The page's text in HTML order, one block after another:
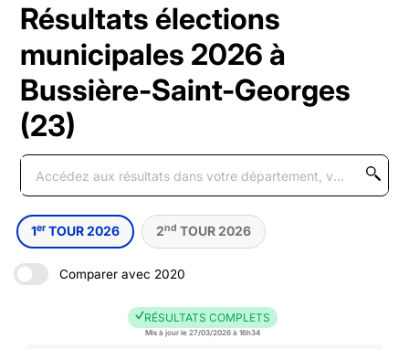
Résultats élections
municipales 2026 à
Bussière-Saint-Georges
(23)
1er TOUR 2026 2nd TOUR 2026
Comparer avec 2020
RÉSULTATS COMPLETS
Mis à jour le 27/03/2026 à 16h34